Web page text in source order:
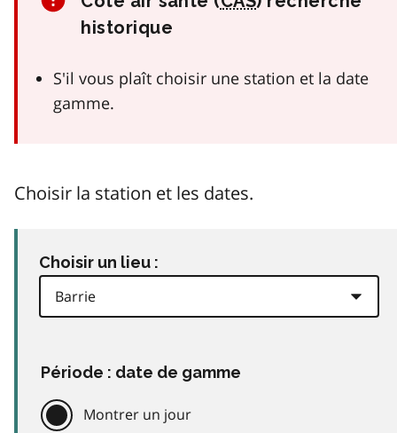
historique
S'il vous plaît choisir une station et la date
gamme.
Choisir la station et les dates.
Choisir un lieu :
Période : date de gamme
Montrer un jour